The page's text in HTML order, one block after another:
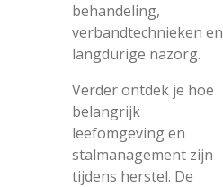
behandeling,
verbandtechnieken en
langdurige nazorg.
Verder ontdek je hoe
belangrijk
leefomgeving en
stalmanagement zijn
tijdens herstel. De